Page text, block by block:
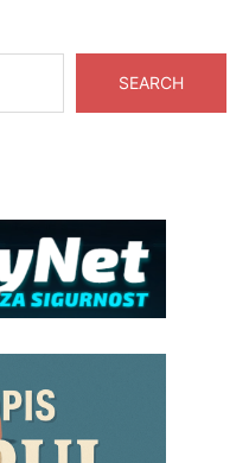
SEARCH